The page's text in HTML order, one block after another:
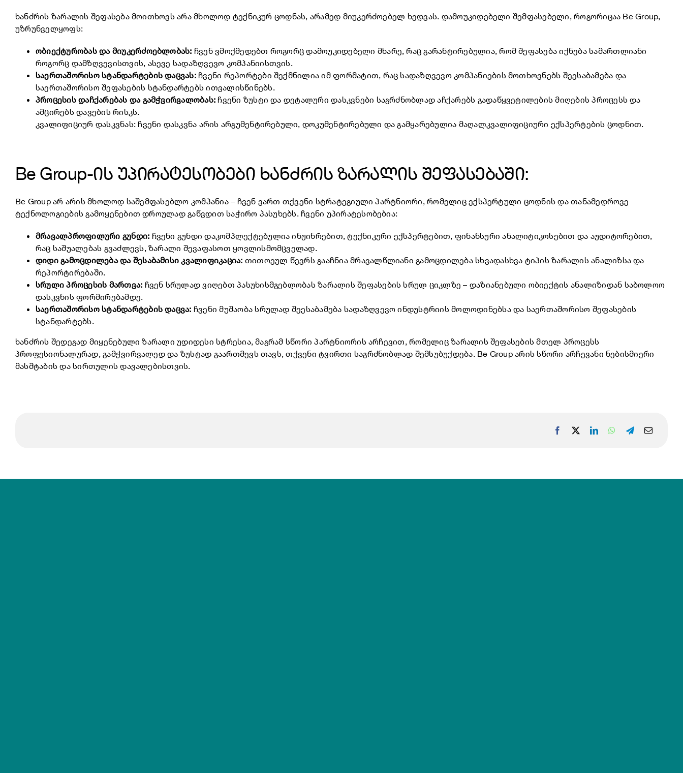
ხანძრის ზარალის შეფასება მოითხოვს არა მხოლოდ ტექნიკურ ცოდნას, არამედ მიუკერძოებელ ხედვას. დამოუკიდებელი შემფასებელი, როგორიცაა Be Group,
უზრუნველყოფს:
ობიექტურობას და მიუკერძოებლობას: ჩვენ ვმოქმედებთ როგორც დამოუკიდებელი მხარე, რაც გარანტირებულია, რომ შეფასება იქნება სამართლიანი
როგორც დამზღვევისთვის, ასევე სადაზღვევო კომპანიისთვის.
საერთაშორისო სტანდარტების დაცვას:ჩვენი რეპორტები შექმნილია იმ ფორმატით, რაც სადაზღვევო კომპანიების მოთხოვნებს შეესაბამება და
საერთაშორისო შეფასების სტანდარტებს ითვალისწინებს.
პროცესის დაჩქარებას და გამჭვირვალობას: ჩვენი ზუსტი და დეტალური დასკვნები საგრძნობლად აჩქარებს გადაწყვეტილების მიღების პროცესს და
ამცირებს დავების რისკს.
კვალიფიციურ დასკვნას: ჩვენი დასკვნა არის არგუმენტირებული, დოკუმენტირებული და გამყარებულია მაღალკვალიფიციური ექსპერტების ცოდნით.
Be Group-ის უპირატესობები ხანძრის ზარალის შეფასებაში:
Be Group არ არის მხოლოდ საშემფასებლო კომპანია – ჩვენ ვართ თქვენი სტრატეგიული პარტნიორი, რომელიც ექსპერტული ცოდნის და თანამედროვე
ტექნოლოგიების გამოყენებით დროულად გაწვდით საჭირო პასუხებს. ჩვენი უპირატესობებია:
მრავალპროფილური გუნდი: ჩვენი გუნდი დაკომპლექტებულია ინჟინრებით, ტექნიკური ექსპერტებით, ფინანსური ანალიტიკოსებით და აუდიტორებით,
რაც საშუალებას გვაძლევს, ზარალი შევაფასოთ ყოვლისმომცველად.
დიდი გამოცდილება და შესაბამისი კვალიფიკაცია: თითოეულ წევრს გააჩნია მრავალწლიანი გამოცდილება სხვადასხვა ტიპის ზარალის ანალიზსა და
რეპორტირებაში.
სრული პროცესის მართვა: ჩვენ სრულად ვიღებთ პასუხისმგებლობას ზარალის შეფასების სრულ ციკლზე – დაზიანებული ობიექტის ანალიზიდან საბოლოო
დასკვნის ფორმირებამდე.
საერთაშორისო სტანდარტების დაცვა: ჩვენი მუშაობა სრულად შეესაბამება სადაზღვევო ინდუსტრიის მოლოდინებსა და საერთაშორისო შეფასების
სტანდარტებს.
ხანძრის შედეგად მიყენებული ზარალი უდიდესი სტრესია, მაგრამ სწორი პარტნიორის არჩევით, რომელიც ზარალის შეფასების მთელ პროცესს
პროფესიონალურად, გამჭვირვალედ და ზუსტად გაართმევს თავს, თქვენი ტვირთი საგრძნობლად შემსუბუქდება. Be Group არის სწორი არჩევანი ნებისმიერი
მასშტაბის და სირთულის დავალებისთვის.